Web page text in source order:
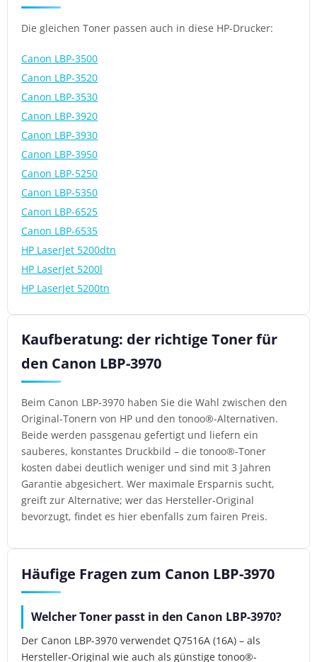
Die gleichen Toner passen auch in diese HP-Drucker:
Canon LBP-3500
Canon LBP-3520
Canon LBP-3530
Canon LBP-3920
Canon LBP-3930
Canon LBP-3950
Canon LBP-5250
Canon LBP-5350
Canon LBP-6525
Canon LBP-6535
HP LaserJet 5200dtn
HP LaserJet 5200l
HP LaserJet 5200tn
Kaufberatung: der richtige Toner für
den Canon LBP-3970
Beim Canon LBP-3970 haben Sie die Wahl zwischen den
Original-Tonern von HP und den tonoo®-Alternativen.
Beide werden passgenau gefertigt und liefern ein
sauberes, konstantes Druckbild – die tonoo®-Toner
kosten dabei deutlich weniger und sind mit 3 Jahren
Garantie abgesichert. Wer maximale Ersparnis sucht,
greift zur Alternative; wer das Hersteller-Original
bevorzugt, findet es hier ebenfalls zum fairen Preis.
Häufige Fragen zum Canon LBP-3970
Welcher Toner passt in den Canon LBP-3970?
Der Canon LBP-3970 verwendet Q7516A (16A) – als
Hersteller-Original wie auch als günstige tonoo®-